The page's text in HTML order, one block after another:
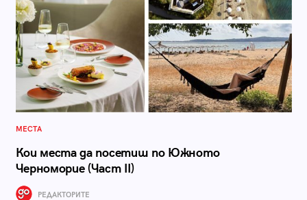
МЕСТА
Кои места да посетиш по Южното
Черноморие (Част II)
РЕДАКТОРИТЕ